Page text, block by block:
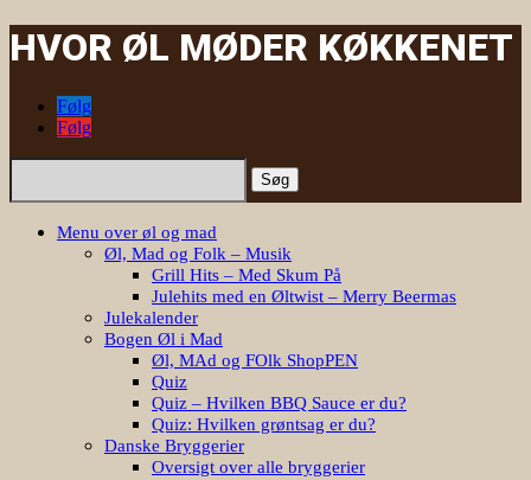
HVOR ØL MØDER KØKKENET
Følg
Følg
Søg
Menu over øl og mad
Øl, Mad og Folk – Musik
Grill Hits – Med Skum På
Julehits med en Øltwist – Merry Beermas
Julekalender
Bogen Øl i Mad
Øl, MAd og FOlk ShopPEN
Quiz
Quiz – Hvilken BBQ Sauce er du?
Quiz: Hvilken grøntsag er du?
Danske Bryggerier
Oversigt over alle bryggerier